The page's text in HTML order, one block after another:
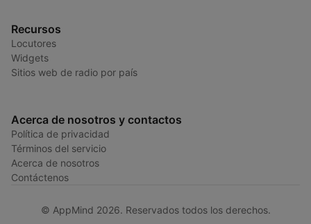
Recursos
Locutores
Widgets
Sitios web de radio por país
Acerca de nosotros y contactos
Política de privacidad
Términos del servicio
Acerca de nosotros
Contáctenos
© AppMind 2026. Reservados todos los derechos.